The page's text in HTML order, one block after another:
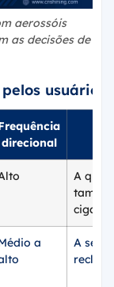
aerossóis
as decisões de
direcional
A
a
A